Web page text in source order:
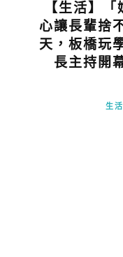
【生活】
心讓長輩捨
天，板橋玩
長主持開
生